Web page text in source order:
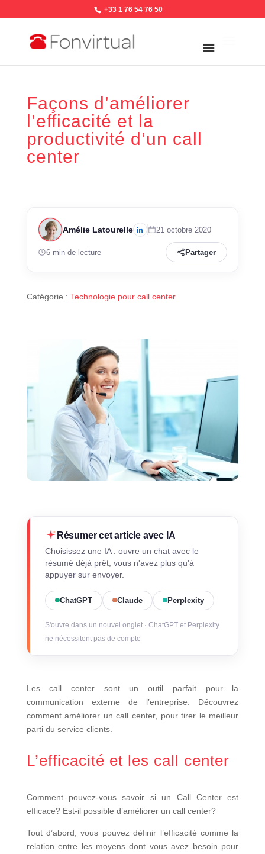
+33 1 76 54 76 50
Façons d’améliorer
l’efficacité et la
productivité d’un call
center
Amélie Latourelle 21 octobre 2020
6 min de lecture Partager
Catégorie : Technologie pour call center
Résumer cet article avec IA
Choisissez une IA : ouvre un chat avec le
résumé déjà prêt, vous n'avez plus qu'à
appuyer sur envoyer.
ChatGPT Claude Perplexity
S'ouvre dans un nouvel onglet · ChatGPT et Perplexity
ne nécessitent pas de compte
Les call center sont un outil parfait pour la
communication externe de l’entreprise. Découvrez
comment améliorer un call center, pour tirer le meilleur
parti du service clients.
L’efficacité et les call center
Comment pouvez-vous savoir si un Call Center est
efficace? Est-il possible d’améliorer un call center?
Tout d’abord, vous pouvez définir l’efficacité comme la
relation entre les moyens dont vous avez besoin pour